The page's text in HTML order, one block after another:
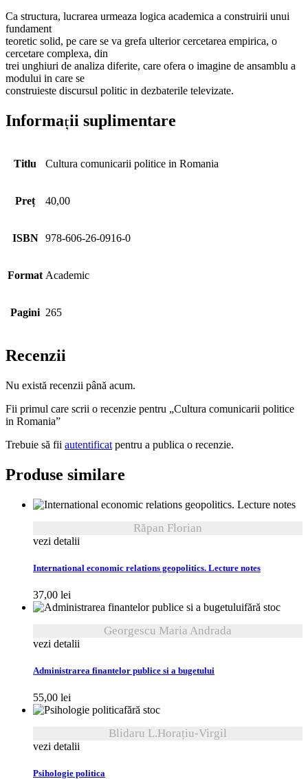
Ca structura, lucrarea urmeaza logica academica a construirii unui
fundament
teoretic solid, pe care se va grefa ulterior cercetarea empirica, o
cercetare complexa, din
trei unghiuri de analiza diferite, care ofera o imagine de ansamblu a
modului in care se
construieste discursul politic in dezbaterile televizate.
Informații suplimentare
Titlu Cultura comunicarii politice in Romania
Preț 40,00
ISBN 978-606-26-0916-0
Format Academic
Pagini 265
Recenzii
Nu există recenzii până acum.
Fii primul care scrii o recenzie pentru „Cultura comunicarii politice
in Romania”
Trebuie să fii autentificat pentru a publica o recenzie.
Produse similare
Răpan Florian
vezi detalii
International economic relations geopolitics. Lecture notes
37,00 lei
fără stoc
Georgescu Maria Andrada
vezi detalii
Administrarea finantelor publice si a bugetului
55,00 lei
fără stoc
Blidaru L.Horațiu-Virgil
vezi detalii
Psihologie politica